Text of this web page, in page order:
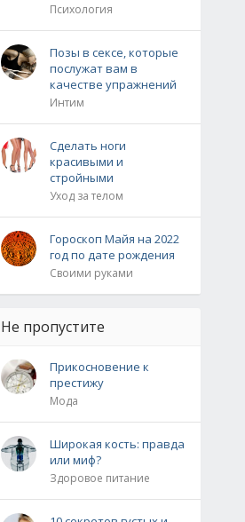
Психология
Позы в сексе, которые
послужат вам в
качестве упражнений
Интим
Сделать ноги
красивыми и
стройными
Уход за телом
Гороскоп Майя на 2022
год по дате рождения
Своими руками
Не пропустите
Прикосновение к
престижу
Мода
Широкая кость: правда
или миф?
Здоровое питание